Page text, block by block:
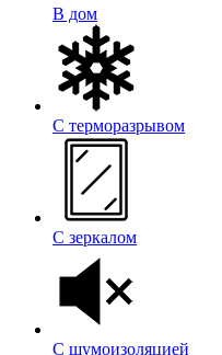
В дом
С терморазрывом
С зеркалом
С шумоизоляцией